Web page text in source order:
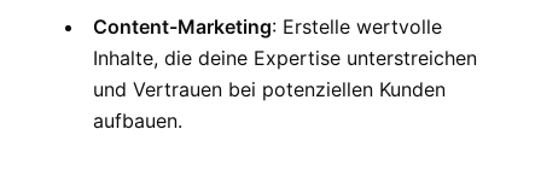
Content-Marketing: Erstelle wertvolle
Inhalte, die deine Expertise unterstreichen
und Vertrauen bei potenziellen Kunden
aufbauen.